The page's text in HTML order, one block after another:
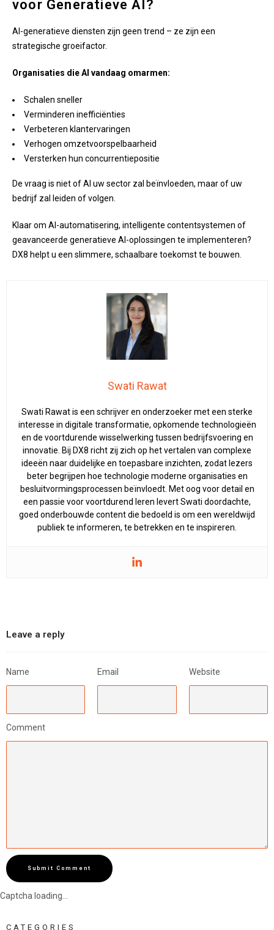
voor Generatieve AI?
AI-generatieve diensten zijn geen trend – ze zijn een
strategische groeifactor.
Organisaties die AI vandaag omarmen:
Schalen sneller
Verminderen inefficiënties
Verbeteren klantervaringen
Verhogen omzetvoorspelbaarheid
Versterken hun concurrentiepositie
De vraag is niet of AI uw sector zal beïnvloeden, maar of uw
bedrijf zal leiden of volgen.
Klaar om AI-automatisering, intelligente contentsystemen of
geavanceerde generatieve AI-oplossingen te implementeren?
DX8 helpt u een slimmere, schaalbare toekomst te bouwen.
Swati Rawat
Swati Rawat is een schrijver en onderzoeker met een sterke
interesse in digitale transformatie, opkomende technologieën
en de voortdurende wisselwerking tussen bedrijfsvoering en
innovatie. Bij DX8 richt zij zich op het vertalen van complexe
ideeën naar duidelijke en toepasbare inzichten, zodat lezers
beter begrijpen hoe technologie moderne organisaties en
besluitvormingsprocessen beïnvloedt. Met oog voor detail en
een passie voor voortdurend leren levert Swati doordachte,
goed onderbouwde content die bedoeld is om een wereldwijd
publiek te informeren, te betrekken en te inspireren.
Leave a reply
Name Email Website
Comment
Submit Comment
Captcha loading...
CATEGORIES